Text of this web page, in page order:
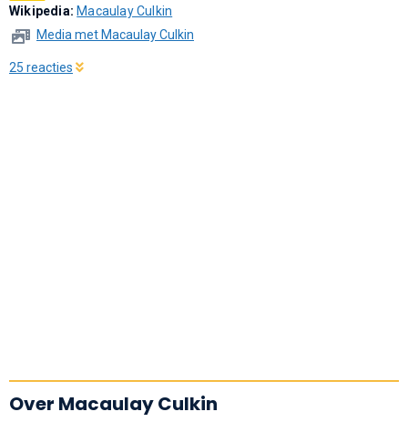
Wikipedia: Macaulay Culkin
Media met Macaulay Culkin
25 reacties
Over Macaulay Culkin